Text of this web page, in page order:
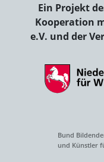
Ein Projekt
Kooperation
e.V. und der
Bund
und Künstler